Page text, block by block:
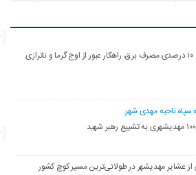
کاهش ۱۰ درصدی مصرف برق، راهکار عبور از اوج گرما و ناترازی
سپاه ناحیه مهدی شهر:
از عشایر مهدیشهر در طولانی‌ترین مسیر کوچ کشور